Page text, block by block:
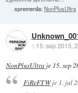
spremenila:NonPlusUltra
:: 15. sep 2015,
NonPlusUltra je 15. sep
FiReFTWje 1. jul